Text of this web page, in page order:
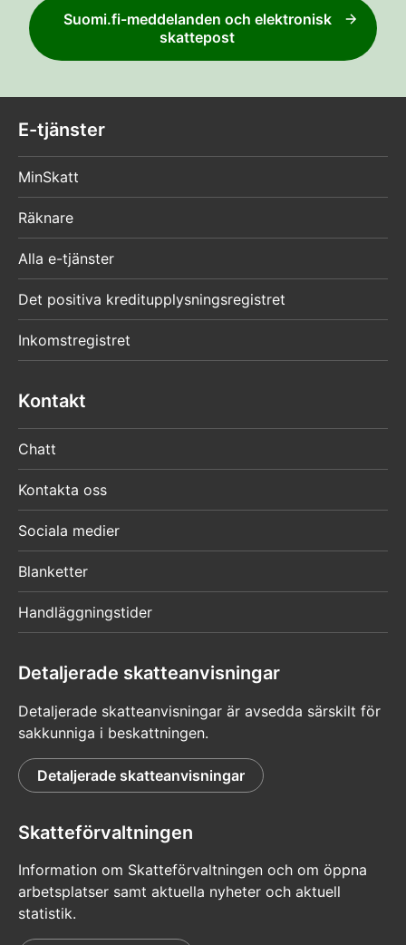
Suomi.fi-meddelanden och elektronisk
skattepost
E-tjänster
MinSkatt
Räknare
Alla e-tjänster
Det positiva kreditupplysningsregistret
Inkomstregistret
Kontakt
Chatt
Kontakta oss
Sociala medier
Blanketter
Handläggningstider
Detaljerade skatteanvisningar
Detaljerade skatteanvisningar är avsedda särskilt för
sakkunniga i beskattningen.
Detaljerade skatteanvisningar
Skatteförvaltningen
Information om Skatteförvaltningen och om öppna
arbetsplatser samt aktuella nyheter och aktuell
statistik.